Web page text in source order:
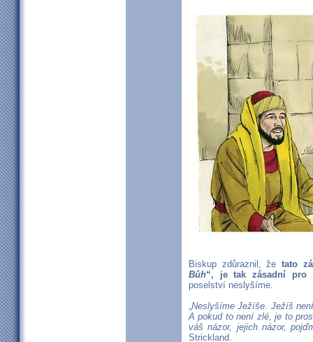
Biskup zdůraznil, žetato
Bůh“, je tak zásadní pro
poselství neslyšíme.
„Neslyšíme Ježíše. Ježíš
A pokud to není zlé, je to
váš názor, jejich názor,
Strickland.